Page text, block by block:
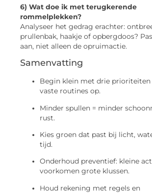
6) Wat doe ik met terugkerende
rommelplekken?
Analyseer het gedrag erachter:
prullenbak, haakje of opbergdoos?
aan, niet alleen de opruimactie.
Samenvatting
Begin klein met drie prioriteiten
vaste routines op.
Minder spullen = minder
rust.
Kies groen dat past bij licht,
tijd.
Onderhoud preventief: kleine
voorkomen grote klussen.
Houd rekening met regels en